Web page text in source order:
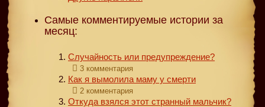
Самые комментируемые истории за
месяц:
Случайность или предупреждение?
3 комментария
Как я вымолила маму у смерти
2 комментария
Откуда взялся этот странный мальчик?